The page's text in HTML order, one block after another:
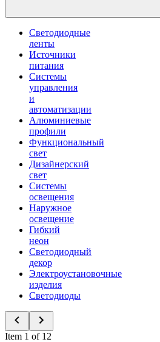
Светодиодные
ленты
Источники
питания
Системы
управления
и
автоматизации
Алюминиевые
профили
Функциональный
свет
Дизайнерский
свет
Системы
освещения
Наружное
освещение
Гибкий
неон
Светодиодный
декор
Электроустановочные
изделия
Светодиоды
Item 1 of 12